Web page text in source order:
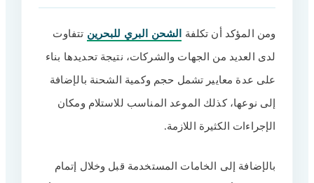
ومن المؤكد أن تكلفة الشحن البري للبحرين تتفاوت
لدى العديد من الجهات والشركات، نتيجة تحديدها بناء
على عدة معايير تشمل حجم وكمية الشحنة بالإضافة
إلى نوعها، كذلك الموعد المناسب للاستلام ومكان
الإجراءات الكثيرة اللازمة.
بالإضافة إلى الخامات المستخدمة قبل وخلال إتمام